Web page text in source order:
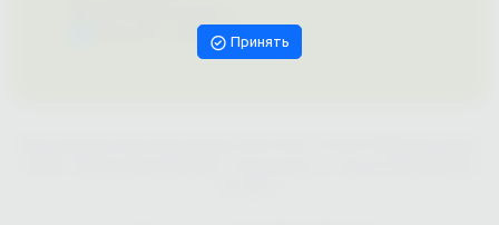
Написать в Telegram
Принять